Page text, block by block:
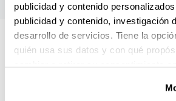
publicidad y contenido
publicidad y contenido, investigación
desarrollo de servicios. Tiene la
quién usa sus datos y con qué